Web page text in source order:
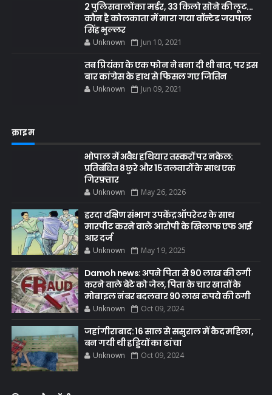
2 पुलिसवालों का मर्डर, 33 किलो सोने की लूट...
कौन है कोलकाता में मारा गया वॉन्टेड जयपाल
सिंह भुल्लर
Unknown Jun 10, 2021
तब प्रियंका के एक फोन ने बना दी थी बात, पर इस
बार कांग्रेस के हाथ से फिसल गए जितिन
Unknown Jun 09, 2021
क्राइम
भोपाल में अवैध हथियार तस्करों पर नकेल:
प्रतिबंधित 8 छुरे और 15 तलवारों के साथ एक
गिरफ़्तार
Unknown May 26, 2026
हरदा दक्षिण संभाग उपकेंद्र ऑपरेटर के साथ
मारपीट करने वाले आरोपी के खिलाफ एफ आई
आर दर्ज
Unknown May 19, 2025
Damoh news: अपने पिता से 90 लाख की ठगी
करने वाले बेटे को जेल, पिता के चार खातों के
मोबाइल नंबर बदलवार 90 लाख रुपये की ठगी
Unknown Oct 09, 2024
जहांगीराबाद: 16 साल से ससुराल में कैद महिला,
बन गयी थी हड्डियों का ढांचा
Unknown Oct 09, 2024